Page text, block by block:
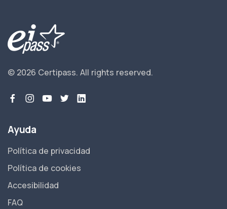
© 2026 Certipass. All rights reserved.
Ayuda
Política de privacidad
Política de cookies
Accesibilidad
FAQ